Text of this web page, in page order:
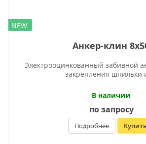
NEW
Анкер-клин
Электрооцинкованный забивной
закрепления шпильки
В наличии
по запросу
Подробнее